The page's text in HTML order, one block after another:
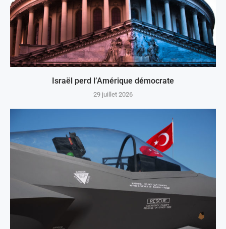
Israël perd l’Amérique démocrate
29 juillet 2026